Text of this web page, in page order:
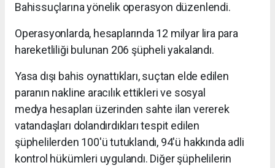
Bahissuçlarına yönelik operasyon düzenlendi.
Operasyonlarda, hesaplarında 12 milyar lira para
hareketliliği bulunan 206 şüpheli yakalandı.
Yasa dışı bahis oynattıkları, suçtan elde edilen
paranın nakline aracılık ettikleri ve sosyal
medya hesapları üzerinden sahte ilan vererek
vatandaşları dolandırdıkları tespit edilen
şüphelilerden 100'ü tutuklandı, 94'ü hakkında adli
kontrol hükümleri uygulandı. Diğer şüphelilerin